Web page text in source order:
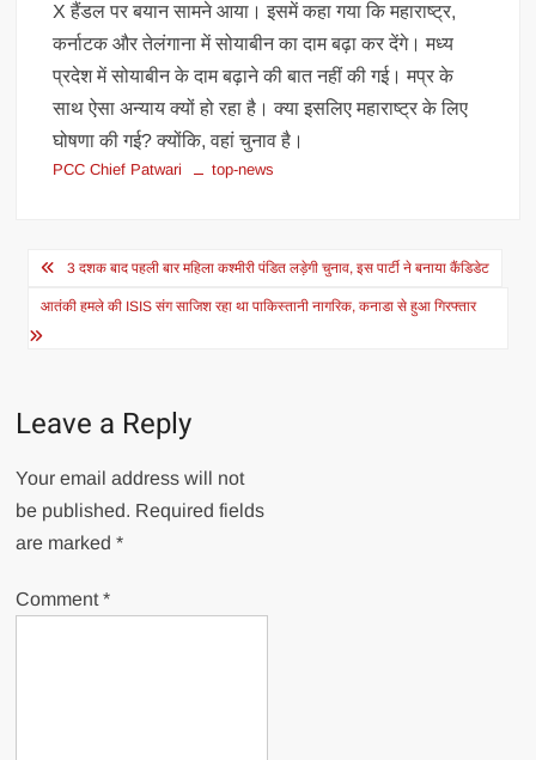
X हैंडल पर बयान सामने आया। इसमें कहा गया कि महाराष्ट्र,
कर्नाटक और तेलंगाना में सोयाबीन का दाम बढ़ा कर देंगे। मध्य
प्रदेश में सोयाबीन के दाम बढ़ाने की बात नहीं की गई। मप्र के
साथ ऐसा अन्याय क्यों हो रहा है। क्या इसलिए महाराष्ट्र के लिए
घोषणा की गई? क्योंकि, वहां चुनाव है।
PCC Chief Patwari top-news
Post
navigation
3 दशक बाद पहली बार महिला कश्मीरी पंडित लड़ेगी चुनाव, इस पार्टी ने बनाया कैंडिडेट
आतंकी हमले की ISIS संग साजिश रहा था पाकिस्तानी नागरिक, कनाडा से हुआ गिरफ्तार
Leave a Reply
Your email address will not
be published. Required fields
are marked*
Comment*